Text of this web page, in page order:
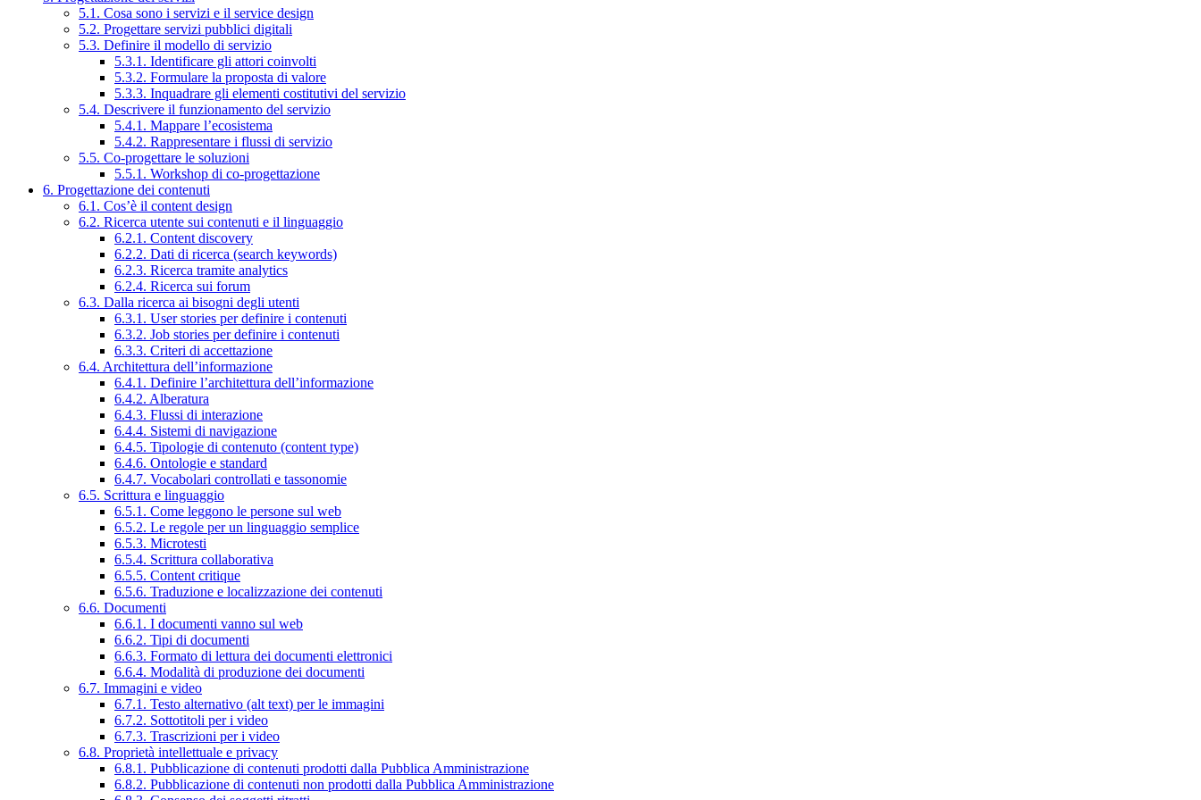
5.1. Cosa sono i servizi e il service design
5.2. Progettare servizi pubblici digitali
5.3. Definire il modello di servizio
5.3.1. Identificare gli attori coinvolti
5.3.2. Formulare la proposta di valore
5.3.3. Inquadrare gli elementi costitutivi del servizio
5.4. Descrivere il funzionamento del servizio
5.4.1. Mappare l’ecosistema
5.4.2. Rappresentare i flussi di servizio
5.5. Co-progettare le soluzioni
5.5.1. Workshop di co-progettazione
6. Progettazione dei contenuti
6.1. Cos’è il content design
6.2. Ricerca utente sui contenuti e il linguaggio
6.2.1. Content discovery
6.2.2. Dati di ricerca (search keywords)
6.2.3. Ricerca tramite analytics
6.2.4. Ricerca sui forum
6.3. Dalla ricerca ai bisogni degli utenti
6.3.1. User stories per definire i contenuti
6.3.2. Job stories per definire i contenuti
6.3.3. Criteri di accettazione
6.4. Architettura dell’informazione
6.4.1. Definire l’architettura dell’informazione
6.4.2. Alberatura
6.4.3. Flussi di interazione
6.4.4. Sistemi di navigazione
6.4.5. Tipologie di contenuto (content type)
6.4.6. Ontologie e standard
6.4.7. Vocabolari controllati e tassonomie
6.5. Scrittura e linguaggio
6.5.1. Come leggono le persone sul web
6.5.2. Le regole per un linguaggio semplice
6.5.3. Microtesti
6.5.4. Scrittura collaborativa
6.5.5. Content critique
6.5.6. Traduzione e localizzazione dei contenuti
6.6. Documenti
6.6.1. I documenti vanno sul web
6.6.2. Tipi di documenti
6.6.3. Formato di lettura dei documenti elettronici
6.6.4. Modalità di produzione dei documenti
6.7. Immagini e video
6.7.1. Testo alternativo (alt text) per le immagini
6.7.2. Sottotitoli per i video
6.7.3. Trascrizioni per i video
6.8. Proprietà intellettuale e privacy
6.8.1. Pubblicazione di contenuti prodotti dalla Pubblica Amministrazione
6.8.2. Pubblicazione di contenuti non prodotti dalla Pubblica Amministrazione